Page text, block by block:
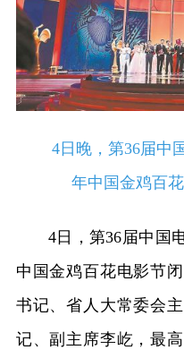
4日晚，第36届中
年中国金鸡百
4日，第36届中国
中国金鸡百花电影节
书记、省人大常委会
记、副主席李屹，最